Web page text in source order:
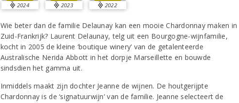
2024
2023
2022
Wie beter dan de familie Delaunay kan een mooie Chardonnay maken in
Zuid-Frankrijk? Laurent Delaunay, telg uit een Bourgogne-wijnfamilie,
kocht in 2005 de kleine ‘boutique winery’ van de getalenteerde
Australische Nerida Abbott in het dorpje Marseillette en bouwde
sindsdien het gamma uit.
Inmiddels maakt zijn dochter Jeanne de wijnen. De houtgerijpte
Chardonnay is de ‘signatuurwijn’ van de familie. Jeanne selecteert de